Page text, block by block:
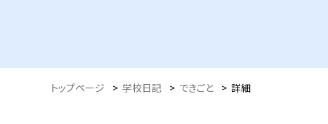
トップページ > 学校日記 > できごと > 詳細